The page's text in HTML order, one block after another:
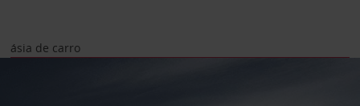
ásia de carro